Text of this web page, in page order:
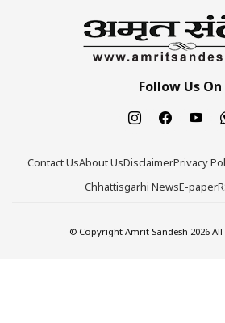
Follow Us On
Contact UsAbout UsDisclaimerPrivacy
Chhattisgarhi NewsE-paper
© Copyright Amrit Sandesh 2026 All